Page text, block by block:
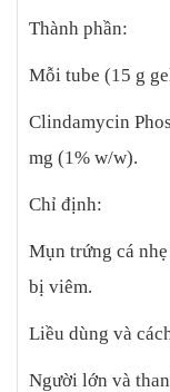
Thành phần:
Mỗi tube (15 g
Clindamycin
mg (1% w/w).
Chỉ định:
Mụn trứng cá
bị viêm.
Liều dùng và
Người lớn và